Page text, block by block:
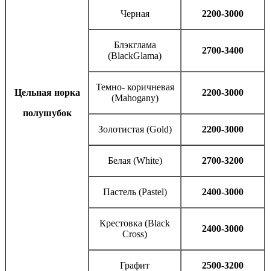
Цельная норка
полушубок
Черная 2200-3000
Блэкглама
(BlackGlama)
2700-3400
Темно- коричневая
(Mahogany)
2200-3000
Золотистая (Gold) 2200-3000
Белая (White) 2700-3200
Пастель (Pastel) 2400-3000
Крестовка (Black
Cross)
2400-3000
Графит 2500-3200